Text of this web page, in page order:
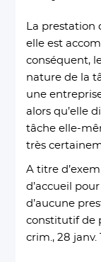
La
elle est
conséquent,
nature de la
une
alors qu’elle
tâche elle-
très
A titre
d’accueil
d’aucune
constitutif de
crim., 28 janv.